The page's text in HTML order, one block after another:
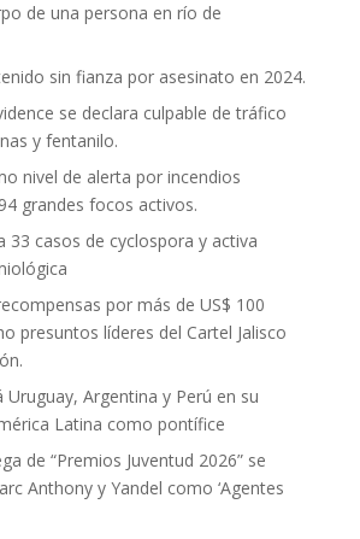
de una persona en río de
sin fianza por asesinato en 2024.
se declara culpable de tráfico
y fentanilo.
nivel de alerta por incendios
grandes focos activos.
33 casos de cyclospora y activa
por más de US$ 100
presuntos líderes del Cartel Jalisco
Uruguay, Argentina y Perú en su
Latina como pontífice
de “Premios Juventud 2026” se
Anthony y Yandel como ‘Agentes